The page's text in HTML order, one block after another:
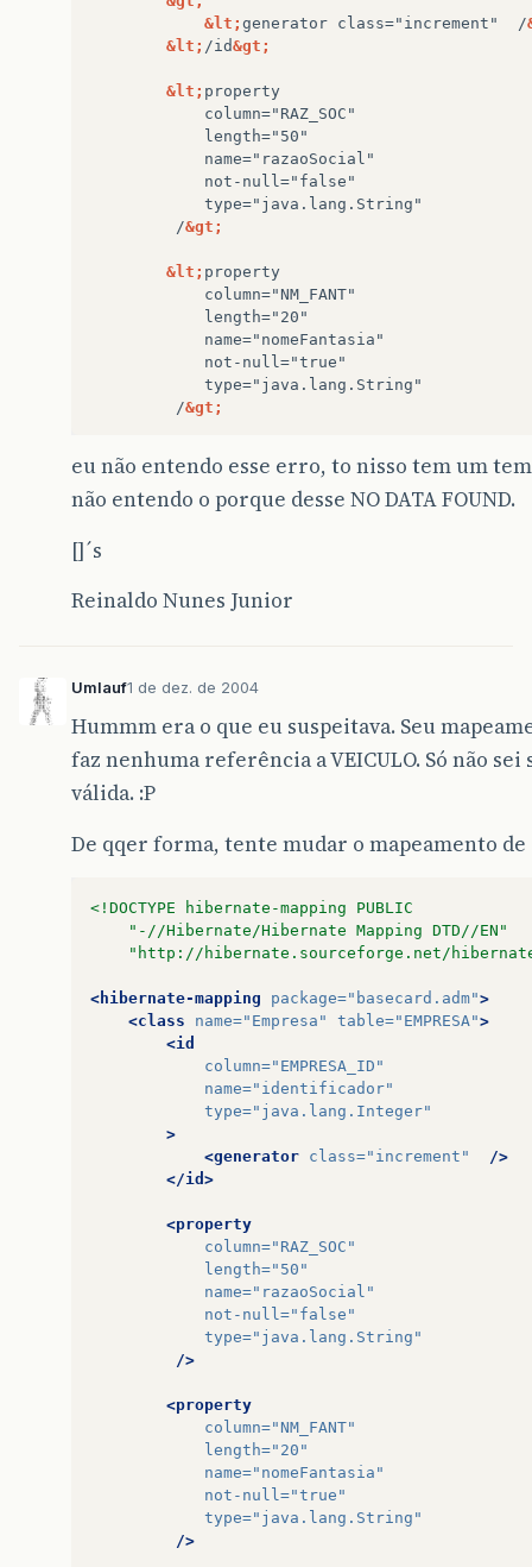
&lt; generator class="increment" /
&lt; /id&gt;
&lt;
/&gt;
&lt;
/&gt;
/class
&lt;/hibernate-mapping &gt;
eu não entendo esse erro, to nisso tem um
não entendo o porque desse NO DATA FOUND.
[]´s
Reinaldo Nunes Junior
Umlauf1 de dez. de 2004
Hummm era o que eu suspeitava. Seu
faz nenhuma referência a VEICULO. Só não
válida. :P
De qqer forma, tente mudar o mapeamento de
<!DOCTYPE hibernate-mapping PUBLIC
	"-//Hibernate/Hibernate Mapping DTD//EN"
"http://hibernate.sourceforge.net/
<hibernate-mapping package="basecard.adm">
<class
name="Empresa" table="EMPRESA">
<id
column="EMPRESA_ID"
name="identificador"
type="java.lang.Integer"
>
<generator class="increment"
/>
</id>
<property
column="RAZ_SOC"
length="50"
name="razaoSocial"
not-null="false"
type="java.lang.String"
/>
<property
column="NM_FANT"
length="20"
name="nomeFantasia"
not-null="true"
type="java.lang.String"
/>